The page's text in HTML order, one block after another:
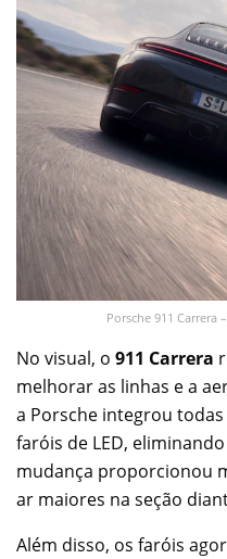
Porsche 911 Carrera
No visual, o 911 Carrera
melhorar as linhas e a
a Porsche integrou
faróis de LED,
mudança proporcionou
ar maiores na seção
Além disso, os faróis